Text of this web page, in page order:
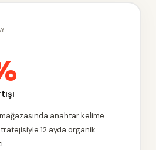
anahtar kelime
12 ayda organik